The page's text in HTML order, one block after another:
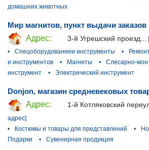
домашних животных
Мир магнитов, пункт выдачи заказов
Адрес:
3-й Угрешский проезд...
•
Спецоборудованиеи инструменты •
и инструментов
• Магниты •
Слесарно-
инструмент
• Электрический инструмент
Donjon, магазин средневековых
Адрес:
1-й Котляковский
адрес]
•
Костюмы и товары для представлений •
Подарки
• Сувенирная продукция